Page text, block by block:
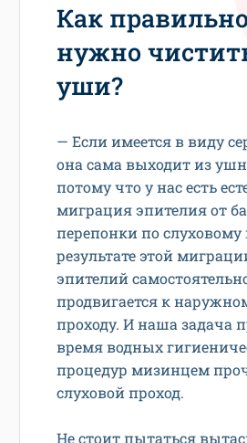
Как правильно
нужно
уши?
— Если имеется в виду
она сама выходит из
потому что у нас есть
миграция эпителия от
перепонки по слуховому
результате этой
эпителий
продвигается к
проходу. И наша задача
время водных
процедур мизинцем
слуховой проход.
Не стоит пытаться